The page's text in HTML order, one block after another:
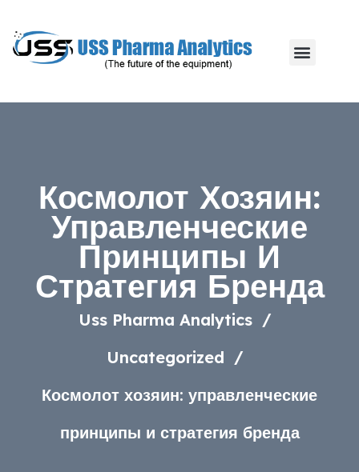
Космолот Хозяин:
Управленческие
Принципы И
Стратегия Бренда
Uss Pharma Analytics
Uncategorized
Космолот хозяин: управленческие
принципы и стратегия бренда